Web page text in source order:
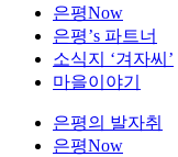
은평Now
은평’s 파트너
소식지 ‘겨자씨’
마을이야기
은평의 발자취
은평Now